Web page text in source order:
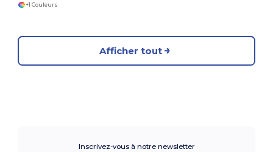
+1 Couleurs
Afficher tout
Inscrivez-vous à notre newsletter